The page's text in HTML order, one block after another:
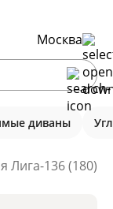
Москва
диваны
Лига-136